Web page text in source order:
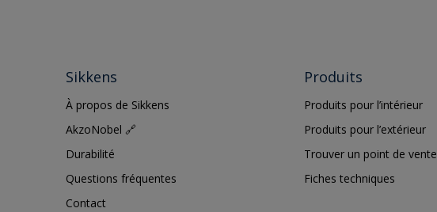
Sikkens
À propos de Sikkens
AkzoNobel 🔗
Durabilité
Questions fréquentes
Contact
Produits
Produits pour l’intérieur
Produits pour l’extérieur
Trouver un point de vente
Fiches techniques